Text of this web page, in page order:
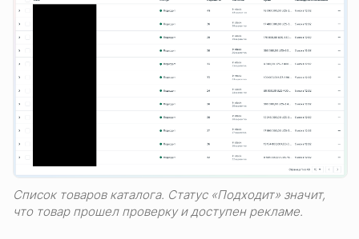
Список товаров каталога. Статус «Подходит» значит,
что товар прошел проверку и доступен рекламе.